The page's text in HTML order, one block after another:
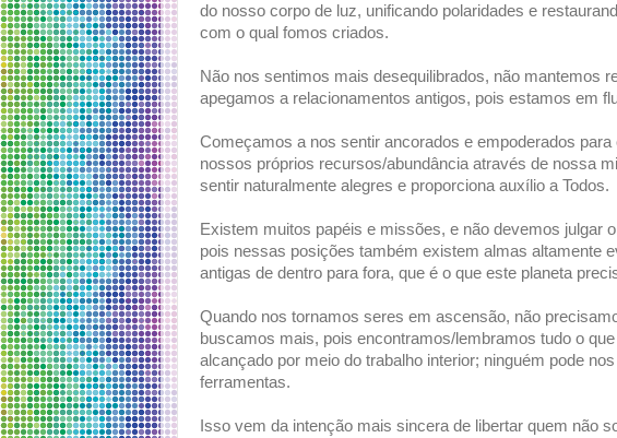
do nosso corpo de luz, unificando polaridades e
com o qual fomos criados.
Não nos sentimos mais desequilibrados, não mantemos
apegamos a relacionamentos antigos, pois estamos em
Começamos a nos sentir ancorados e empoderados
nossos próprios recursos/abundância através de nossa
sentir naturalmente alegres e proporciona auxílio a Todos.
Existem muitos papéis e missões, e não devemos julgar
pois nessas posições também existem almas altamente
antigas de dentro para fora, que é o que este planeta
Quando nos tornamos seres em ascensão, não
buscamos mais, pois encontramos/lembramos tudo o
alcançado por meio do trabalho interior; ninguém pode
ferramentas.
Isso vem da intenção mais sincera de libertar quem não